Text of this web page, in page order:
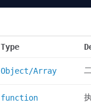
Type
Object/Array
function